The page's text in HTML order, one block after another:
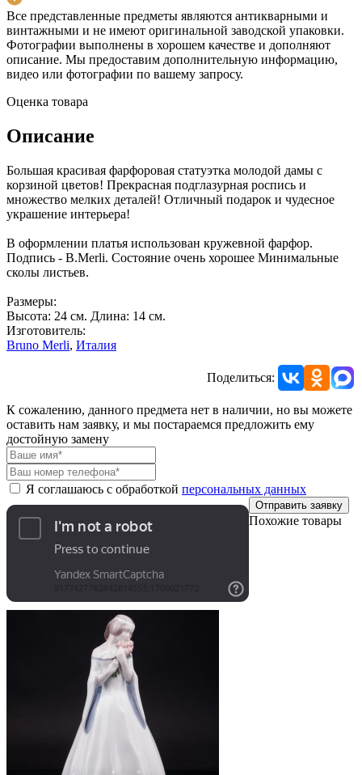
Все представленные предметы являются антикварными и
винтажными и не имеют оригинальной заводской упаковки.
Фотографии выполнены в хорошем качестве и дополняют
описание. Мы предоставим дополнительную информацию,
видео или фотографии по вашему запросу.
Оценка товара
Описание
Большая красивая фарфоровая статуэтка молодой дамы с
корзиной цветов! Прекрасная подглазурная роспись и
множество мелких деталей! Отличный подарок и чудесное
украшение интерьера!
В оформлении платья использован кружевной фарфор.
Подпись - B.Merli. Состояние очень хорошее Минимальные
сколы листьев.
Размеры:
Высота: 24 см. Длина: 14 см.
Изготовитель:
Bruno Merli, Италия
Поделиться:
К сожалению, данного предмета нет в наличии, но вы можете
оставить нам заявку, и мы постараемся предложить ему
достойную замену
Я соглашаюсь с обработкой персональных данных
Отправить заявку
Похожие товары